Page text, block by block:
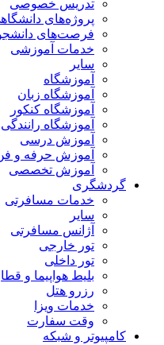
تدریس خصوصی
پروژه‌های دانشگاهی
فرصت‌های دانشجویی
خدمات آموزشی
سایر
آموزشگاه
آموزشگاه زبان
آموزشگاه کنکور
آموزشگاه رانندگی
آموزش درسی
آموزش حرفه و فن
آموزش تخصصی
گردشگری
خدمات مسافرتی
سایر
آژانس مسافرتی
تور خارجی
تور داخلی
بلیط هواپیما و قطار
رزرو هتل
خدمات ویزا
وقت سفارت
کامپیوتر و شبکه